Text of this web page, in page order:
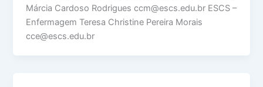
Márcia Cardoso Rodrigues ccm@escs.edu.br ESCS –
Enfermagem Teresa Christine Pereira Morais
cce@escs.edu.br